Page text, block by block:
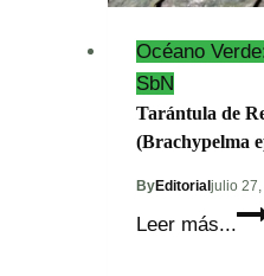
Océano
SbN
Tarántula de
(Brachypelma
ByEditorial julio 27,
Leer más...